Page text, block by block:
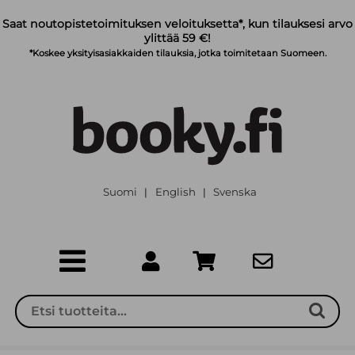
Saat noutopistetoimituksen veloituksetta*, kun tilauksesi arvo
ylittää 59 €!
*Koskee yksityisasiakkaiden tilauksia, jotka toimitetaan Suomeen.
Suomi | English | Svenska